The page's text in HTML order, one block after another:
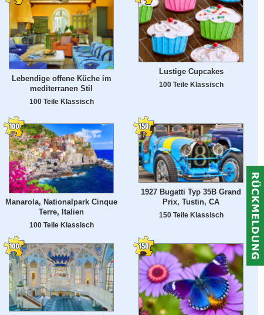
Lebendige offene Küche im
mediterranen Stil
100 Teile Klassisch
Lustige Cupcakes
100 Teile Klassisch
Manarola, Nationalpark Cinque
Terre, Italien
100 Teile Klassisch
1927 Bugatti Typ 35B Grand
Prix, Tustin, CA
150 Teile Klassisch